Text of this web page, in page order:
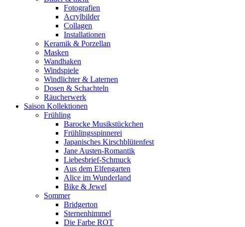
Fotografien
Acrylbilder
Collagen
Installationen
Keramik & Porzellan
Masken
Wandhaken
Windspiele
Windlichter & Laternen
Dosen & Schachteln
Räucherwerk
Saison Kollektionen
Frühling
Barocke Musikstückchen
Frühlingsspinnerei
Japanisches Kirschblütenfest
Jane Austen-Romantik
Liebesbrief-Schmuck
Aus dem Elfengarten
Alice im Wunderland
Bike & Jewel
Sommer
Bridgerton
Sternenhimmel
Die Farbe ROT